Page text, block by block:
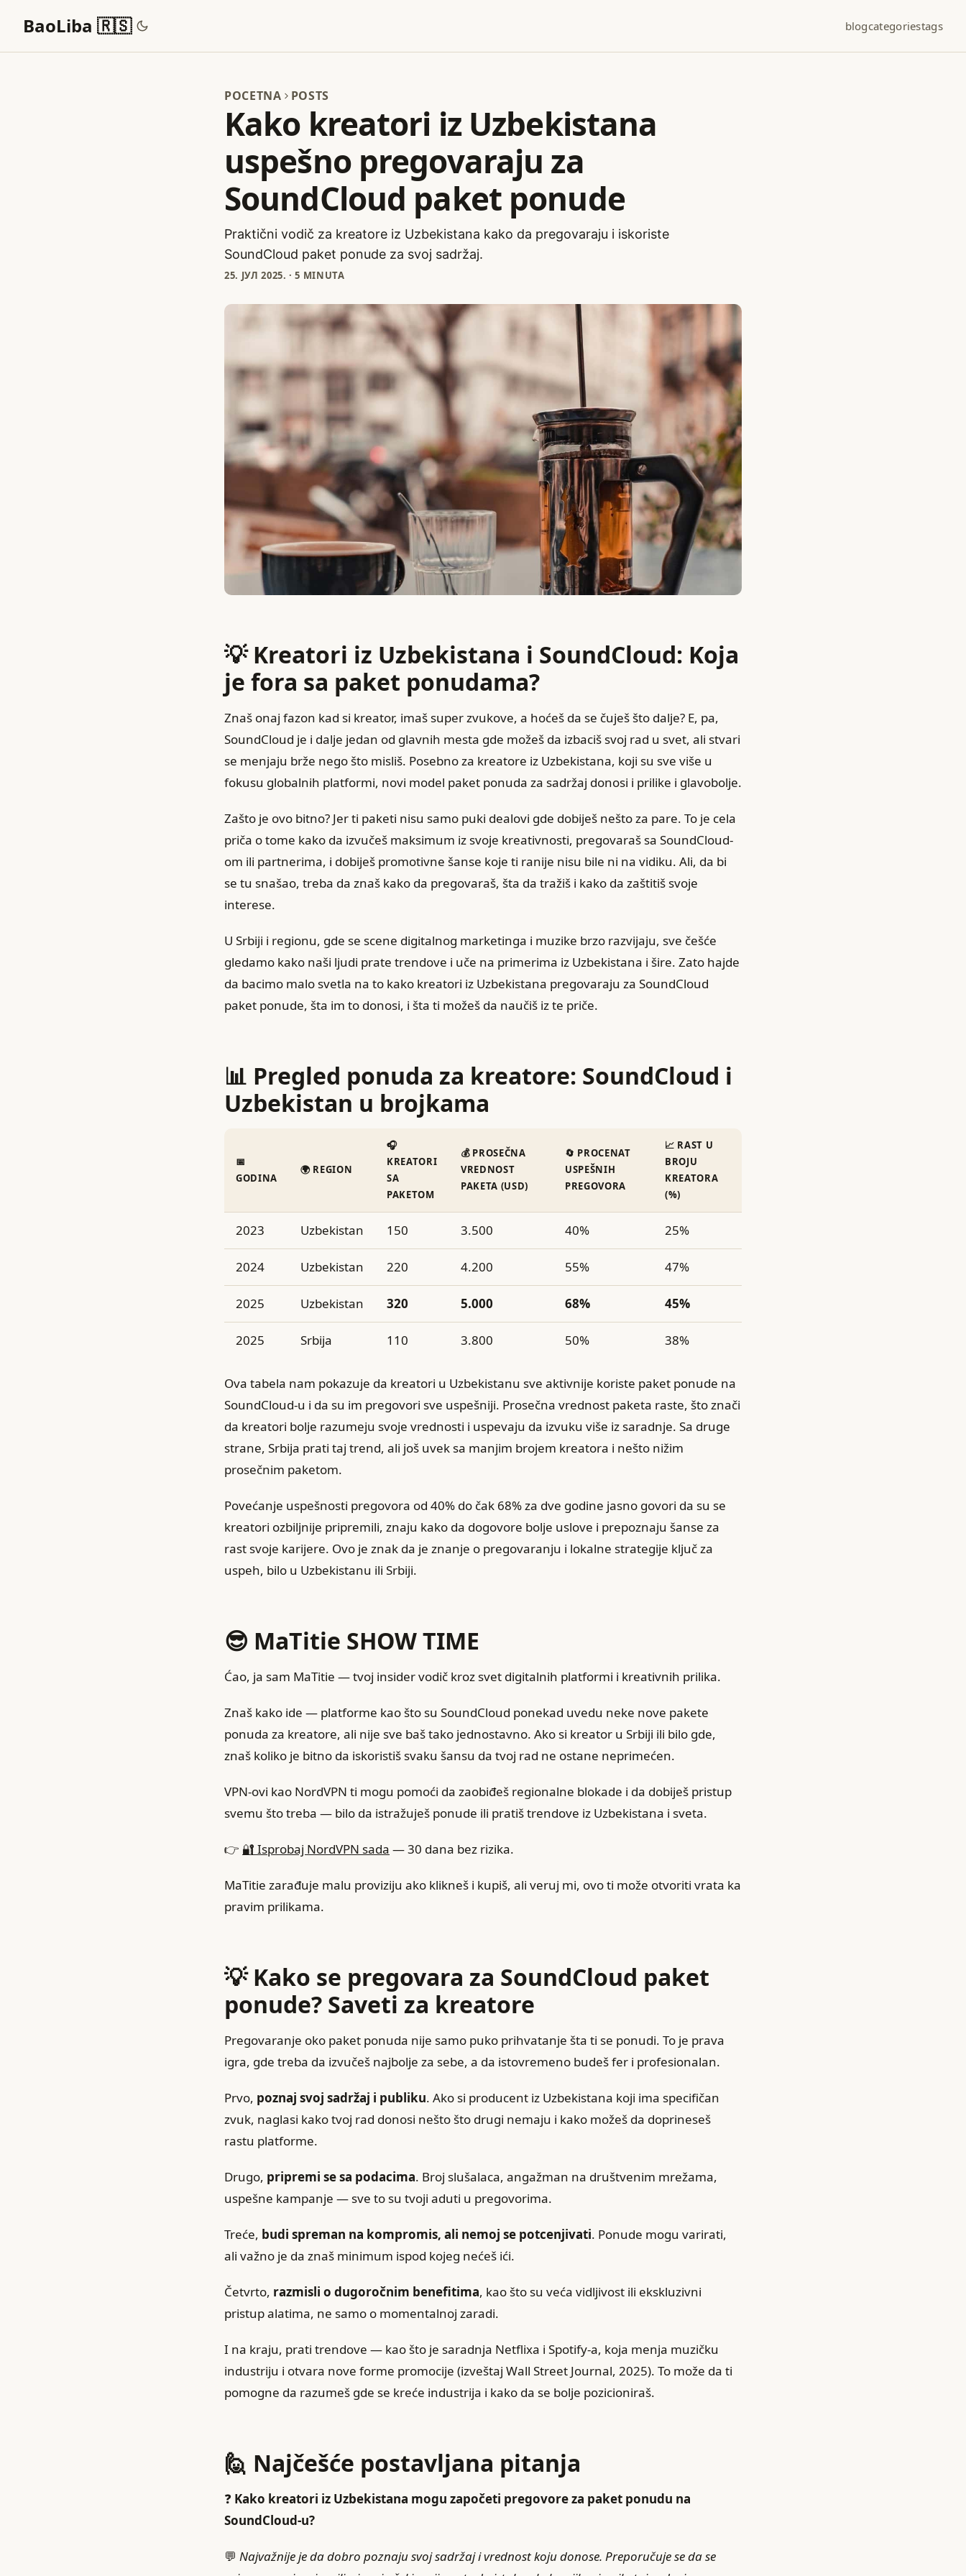
BaoLiba 🇷🇸 blogcategoriestags
POCETNA POSTS
Kako kreatori iz Uzbekistana
uspešno pregovaraju za
SoundCloud paket ponude
Praktični vodič za kreatore iz Uzbekistana kako da pregovaraju i iskoriste
SoundCloud paket ponude za svoj sadržaj.
25. ЈУЛ 2025. ·5 MINUTA
💡 Kreatori iz Uzbekistana i SoundCloud: Koja
je fora sa paket ponudama?
Znaš onaj fazon kad si kreator, imaš super zvukove, a hoćeš da se čuješ što dalje? E, pa,
SoundCloud je i dalje jedan od glavnih mesta gde možeš da izbaciš svoj rad u svet, ali stvari
se menjaju brže nego što misliš. Posebno za kreatore iz Uzbekistana, koji su sve više u
fokusu globalnih platformi, novi model paket ponuda za sadržaj donosi i prilike i glavobolje.
Zašto je ovo bitno? Jer ti paketi nisu samo puki dealovi gde dobiješ nešto za pare. To je cela
priča o tome kako da izvučeš maksimum iz svoje kreativnosti, pregovaraš sa SoundCloud-
om ili partnerima, i dobiješ promotivne šanse koje ti ranije nisu bile ni na vidiku. Ali, da bi
se tu snašao, treba da znaš kako da pregovaraš, šta da tražiš i kako da zaštitiš svoje
interese.
U Srbiji i regionu, gde se scene digitalnog marketinga i muzike brzo razvijaju, sve češće
gledamo kako naši ljudi prate trendove i uče na primerima iz Uzbekistana i šire. Zato hajde
da bacimo malo svetla na to kako kreatori iz Uzbekistana pregovaraju za SoundCloud
paket ponude, šta im to donosi, i šta ti možeš da naučiš iz te priče.
📊 Pregled ponuda za kreatore: SoundCloud i
Uzbekistan u brojkama
📅
GODINA
🌍 REGION
🎧
KREATORI
SA
PAKETOM
💰 PROSEČNA
VREDNOST
PAKETA (USD)
🔄 PROCENAT
USPEŠNIH
PREGOVORA
📈 RAST U
BROJU
KREATORA
(%)
2023 Uzbekistan 150 3.500 40% 25%
2024 Uzbekistan 220 4.200 55% 47%
2025 Uzbekistan 320 5.000 68% 45%
2025 Srbija 110 3.800 50% 38%
Ova tabela nam pokazuje da kreatori u Uzbekistanu sve aktivnije koriste paket ponude na
SoundCloud-u i da su im pregovori sve uspešniji. Prosečna vrednost paketa raste, što znači
da kreatori bolje razumeju svoje vrednosti i uspevaju da izvuku više iz saradnje. Sa druge
strane, Srbija prati taj trend, ali još uvek sa manjim brojem kreatora i nešto nižim
prosečnim paketom.
Povećanje uspešnosti pregovora od 40% do čak 68% za dve godine jasno govori da su se
kreatori ozbiljnije pripremili, znaju kako da dogovore bolje uslove i prepoznaju šanse za
rast svoje karijere. Ovo je znak da je znanje o pregovaranju i lokalne strategije ključ za
uspeh, bilo u Uzbekistanu ili Srbiji.
😎 MaTitie SHOW TIME
Ćao, ja sam MaTitie — tvoj insider vodič kroz svet digitalnih platformi i kreativnih prilika.
Znaš kako ide — platforme kao što su SoundCloud ponekad uvedu neke nove pakete
ponuda za kreatore, ali nije sve baš tako jednostavno. Ako si kreator u Srbiji ili bilo gde,
znaš koliko je bitno da iskoristiš svaku šansu da tvoj rad ne ostane neprimećen.
VPN-ovi kao NordVPN ti mogu pomoći da zaobiđeš regionalne blokade i da dobiješ pristup
svemu što treba — bilo da istražuješ ponude ili pratiš trendove iz Uzbekistana i sveta.
👉 🔐 Isprobaj NordVPN sada — 30 dana bez rizika.
MaTitie zarađuje malu proviziju ako klikneš i kupiš, ali veruj mi, ovo ti može otvoriti vrata ka
pravim prilikama.
💡 Kako se pregovara za SoundCloud paket
ponude? Saveti za kreatore
Pregovaranje oko paket ponuda nije samo puko prihvatanje šta ti se ponudi. To je prava
igra, gde treba da izvučeš najbolje za sebe, a da istovremeno budeš fer i profesionalan.
Prvo, poznaj svoj sadržaj i publiku. Ako si producent iz Uzbekistana koji ima specifičan
zvuk, naglasi kako tvoj rad donosi nešto što drugi nemaju i kako možeš da doprineseš
rastu platforme.
Drugo, pripremi se sa podacima. Broj slušalaca, angažman na društvenim mrežama,
uspešne kampanje — sve to su tvoji aduti u pregovorima.
Treće, budi spreman na kompromis, ali nemoj se potcenjivati. Ponude mogu varirati,
ali važno je da znaš minimum ispod kojeg nećeš ići.
Četvrto, razmisli o dugoročnim benefitima, kao što su veća vidljivost ili ekskluzivni
pristup alatima, ne samo o momentalnoj zaradi.
I na kraju, prati trendove — kao što je saradnja Netflixa i Spotify-a, koja menja muzičku
industriju i otvara nove forme promocije (izveštaj Wall Street Journal, 2025). To može da ti
pomogne da razumeš gde se kreće industrija i kako da se bolje pozicioniraš.
🙋 Najčešće postavljana pitanja
❓ Kako kreatori iz Uzbekistana mogu započeti pregovore za paket ponudu na
SoundCloud-u?
💬 Najvažnije je da dobro poznaju svoj sadržaj i vrednost koju donose. Preporučuje se da se